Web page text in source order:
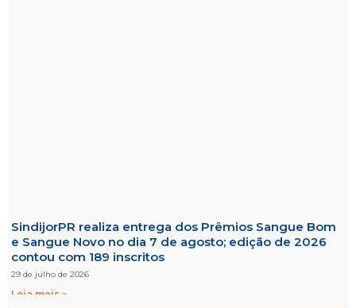
SindijorPR realiza entrega dos Prêmios Sangue Bom
e Sangue Novo no dia 7 de agosto; edição de 2026
contou com 189 inscritos
29 de julho de 2026
Leia mais »